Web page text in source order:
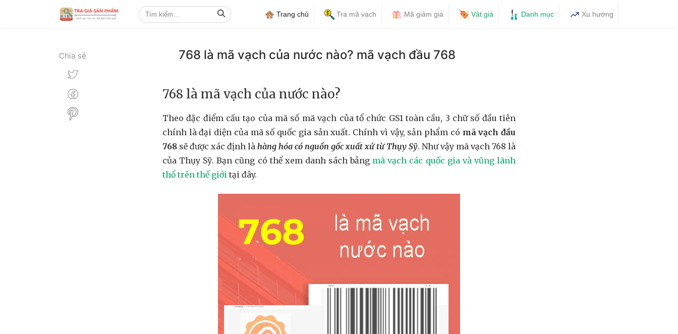
Trang chủ Tra mã vạch Mã giảm giá Vật giá Danh mục Xu hướng
Chia sẻ 768 là mã vạch của nước nào? mã vạch đầu 768
768 là mã vạch của nước nào?
Theo đặc điểm cấu tạo của mã số mã vạch của tổ chức GS1 toàn cầu, 3 chữ số đầu tiên
chính là đại diện của mã số quốc gia sản xuất. Chính vì vậy, sản phẩm có mã vạch đầu
768 sẽ được xác định là hàng hóa có nguồn gốc xuất xứ từ Thụy Sỹ. Như vậy mã vạch 768 là
của Thụy Sỹ. Bạn cũng có thể xem danh sách bảng mã vạch các quốc gia và vũng lãnh
thổ trên thế giới tại đây.